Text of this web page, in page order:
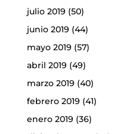
julio 2019 (50)
junio 2019 (44)
mayo 2019 (57)
abril 2019 (49)
marzo 2019 (40)
febrero 2019 (41)
enero 2019 (36)